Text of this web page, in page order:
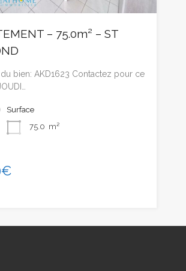
– 75.0m² – ST
bien: AKD1623 Contactez pour ce
Surface
75.0 m²